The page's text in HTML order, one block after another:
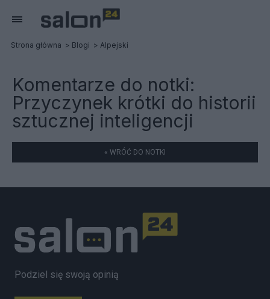
Strona główna Blogi Alpejski
Komentarze do notki:
Przyczynek krótki do historii
sztucznej inteligencji
« WRÓĆ DO NOTKI
Podziel się swoją opinią